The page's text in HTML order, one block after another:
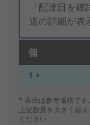
「配達日を
送の詳細が表
個
1 +
* 表示は参考価格です
上記数量を大きく超
ください。